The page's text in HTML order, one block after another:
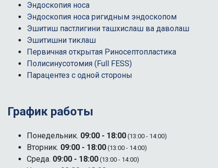
Эндоскопия носа
Эндоскопия носа ригидным эндоскопом
Эшитиш пастлигини ташхислаш ва даволаш
Эшитишни тиклаш
Первичная открытая Риносептопластика
Полисинусотомия (Full FESS)
Парацентез с одной стороны
График работы
Понедельник. 09:00 - 18:00 (13:00 - 14:00)
Вторник. 09:00 - 18:00 (13:00 - 14:00)
Среда. 09:00 - 18:00 (13:00 - 14:00)